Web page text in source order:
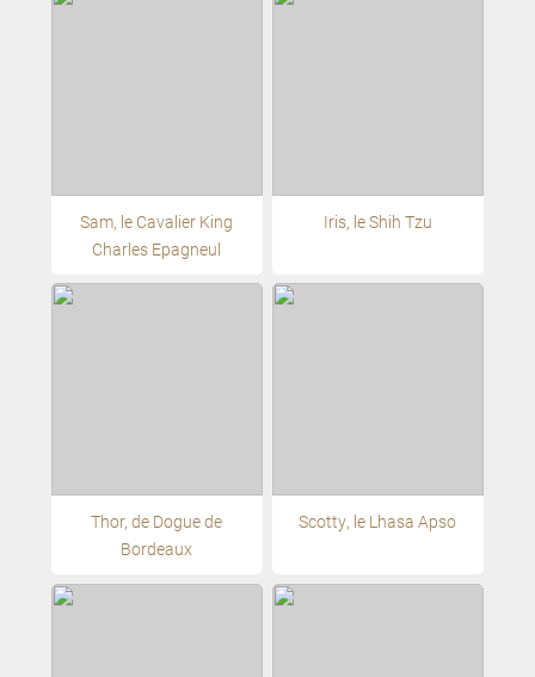
Sam, le Cavalier King
Charles Epagneul
Iris, le Shih Tzu
Thor, de Dogue de
Bordeaux
Scotty, le Lhasa Apso